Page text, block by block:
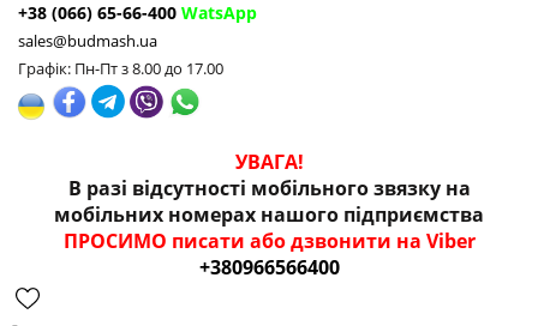
+38 (066) 65-66-400 WatsApp
sales@budmash.ua
Графік: Пн-Пт з 8.00 до 17.00
УВАГА!
В разі відсутності мобільного звязку на
мобільних номерах нашого підприємства
ПРОСИМО писати або дзвонити на Viber
+380966566400